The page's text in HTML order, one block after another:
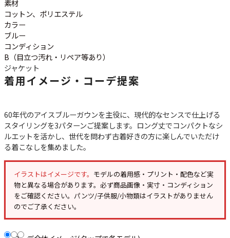
お客様の声
レビュー1万件突破
お気に入りリスト
会員登録
メルマガ登録
会社概要
店舗一覧
特定商取引法に基づく表示
プライバシーポリシー
お問い合わせ
素材
コットン、ポリエステル
カラー
ブルー
コンディション
B（目立つ汚れ・リペア等あり）
ジャケット
着用イメージ・コーデ提案
60年代のアイスブルーガウンを主役に、現代的なセンスで仕上げる
スタイリングを3パターンご提案します。ロング丈でコンパクトなシ
ルエットを活かし、世代を問わず古着好きの方に楽しんでいただけ
る着こなしを集めました。
イラストはイメージです。 モデルの着用感・プリント・配色など実
物と異なる場合があります。必ず商品画像・実寸・コンディション
をご確認ください。パンツ/子供服/小物類はイラストがありません
のでご了承ください。